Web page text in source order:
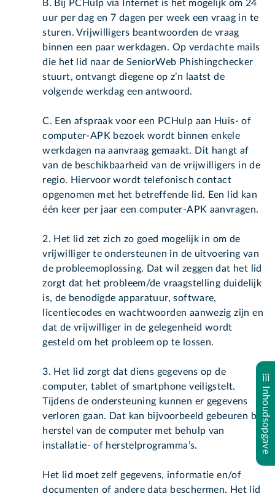
B. Bij PCHulp via Internet is het mogelijk om 24
uur per dag en 7 dagen per week een vraag in te
sturen. Vrijwilligers beantwoorden de vraag
binnen een paar werkdagen. Op verdachte mails
die het lid naar de SeniorWeb Phishingchecker
stuurt, ontvangt diegene op z’n laatst de
volgende werkdag een antwoord.
C. Een afspraak voor een PCHulp aan Huis- of
computer-APK bezoek wordt binnen enkele
werkdagen na aanvraag gemaakt. Dit hangt af
van de beschikbaarheid van de vrijwilligers in de
regio. Hiervoor wordt telefonisch contact
opgenomen met het betreffende lid. Een lid kan
één keer per jaar een computer-APK aanvragen.
2. Het lid zet zich zo goed mogelijk in om de
vrijwilliger te ondersteunen in de uitvoering van
de probleemoplossing. Dat wil zeggen dat het lid
zorgt dat het probleem/de vraagstelling duidelijk
is, de benodigde apparatuur, software,
licentiecodes en wachtwoorden aanwezig zijn en
dat de vrijwilliger in de gelegenheid wordt
gesteld om het probleem op te lossen.
3. Het lid zorgt dat diens gegevens op de
computer, tablet of smartphone veiligstelt.
Tijdens de ondersteuning kunnen er gegevens
verloren gaan. Dat kan bijvoorbeeld gebeuren bij
herstel van de computer met behulp van
installatie- of herstelprogramma’s.
Het lid moet zelf gegevens, informatie en/of
documenten of andere data beschermen. Het lid
Inhoudsopgave